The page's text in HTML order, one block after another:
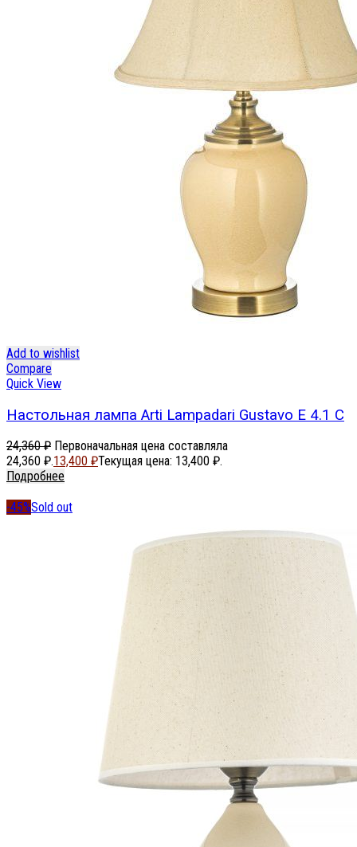
Add to wishlist
Compare
Quick View
Настольная лампа Arti Lampadari Gustavo E 4.1 C
24,360₽ Первоначальная цена составляла
24,360 ₽.13,400 ₽Текущая цена: 13,400 ₽.
Подробнее
-45%Sold out